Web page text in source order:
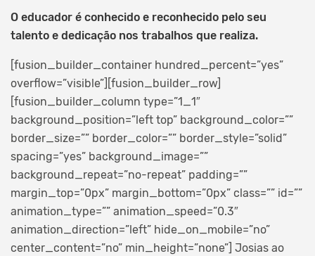
O educador é conhecido e reconhecido pelo seu
talento e dedicação nos trabalhos que realiza.
[fusion_builder_container hundred_percent=”yes”
overflow=”visible”][fusion_builder_row]
[fusion_builder_column type=”1_1″
background_position=”left top” background_color=””
border_size=”” border_color=”” border_style=”solid”
spacing=”yes” background_image=””
background_repeat=”no-repeat” padding=””
margin_top=”0px” margin_bottom=”0px” class=”” id=””
animation_type=”” animation_speed=”0.3″
animation_direction=”left” hide_on_mobile=”no”
center_content=”no” min_height=”none”] Josias ao